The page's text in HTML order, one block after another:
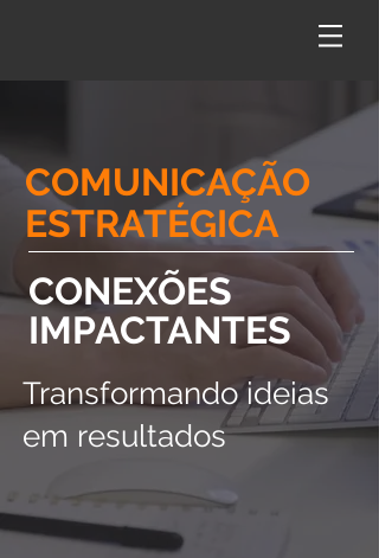
COMUNICAÇÃO
ESTRATÉGICA
CONEXÕES
IMPACTANTES
Transformando ideias
em resultados